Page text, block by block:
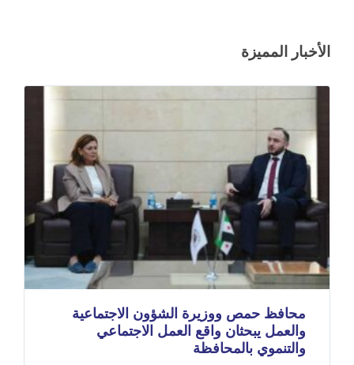
الأخبار المميزة
محافظ حمص ووزيرة الشؤون الاجتماعية
والعمل يبحثان واقع العمل الاجتماعي
والتنموي بالمحافظة